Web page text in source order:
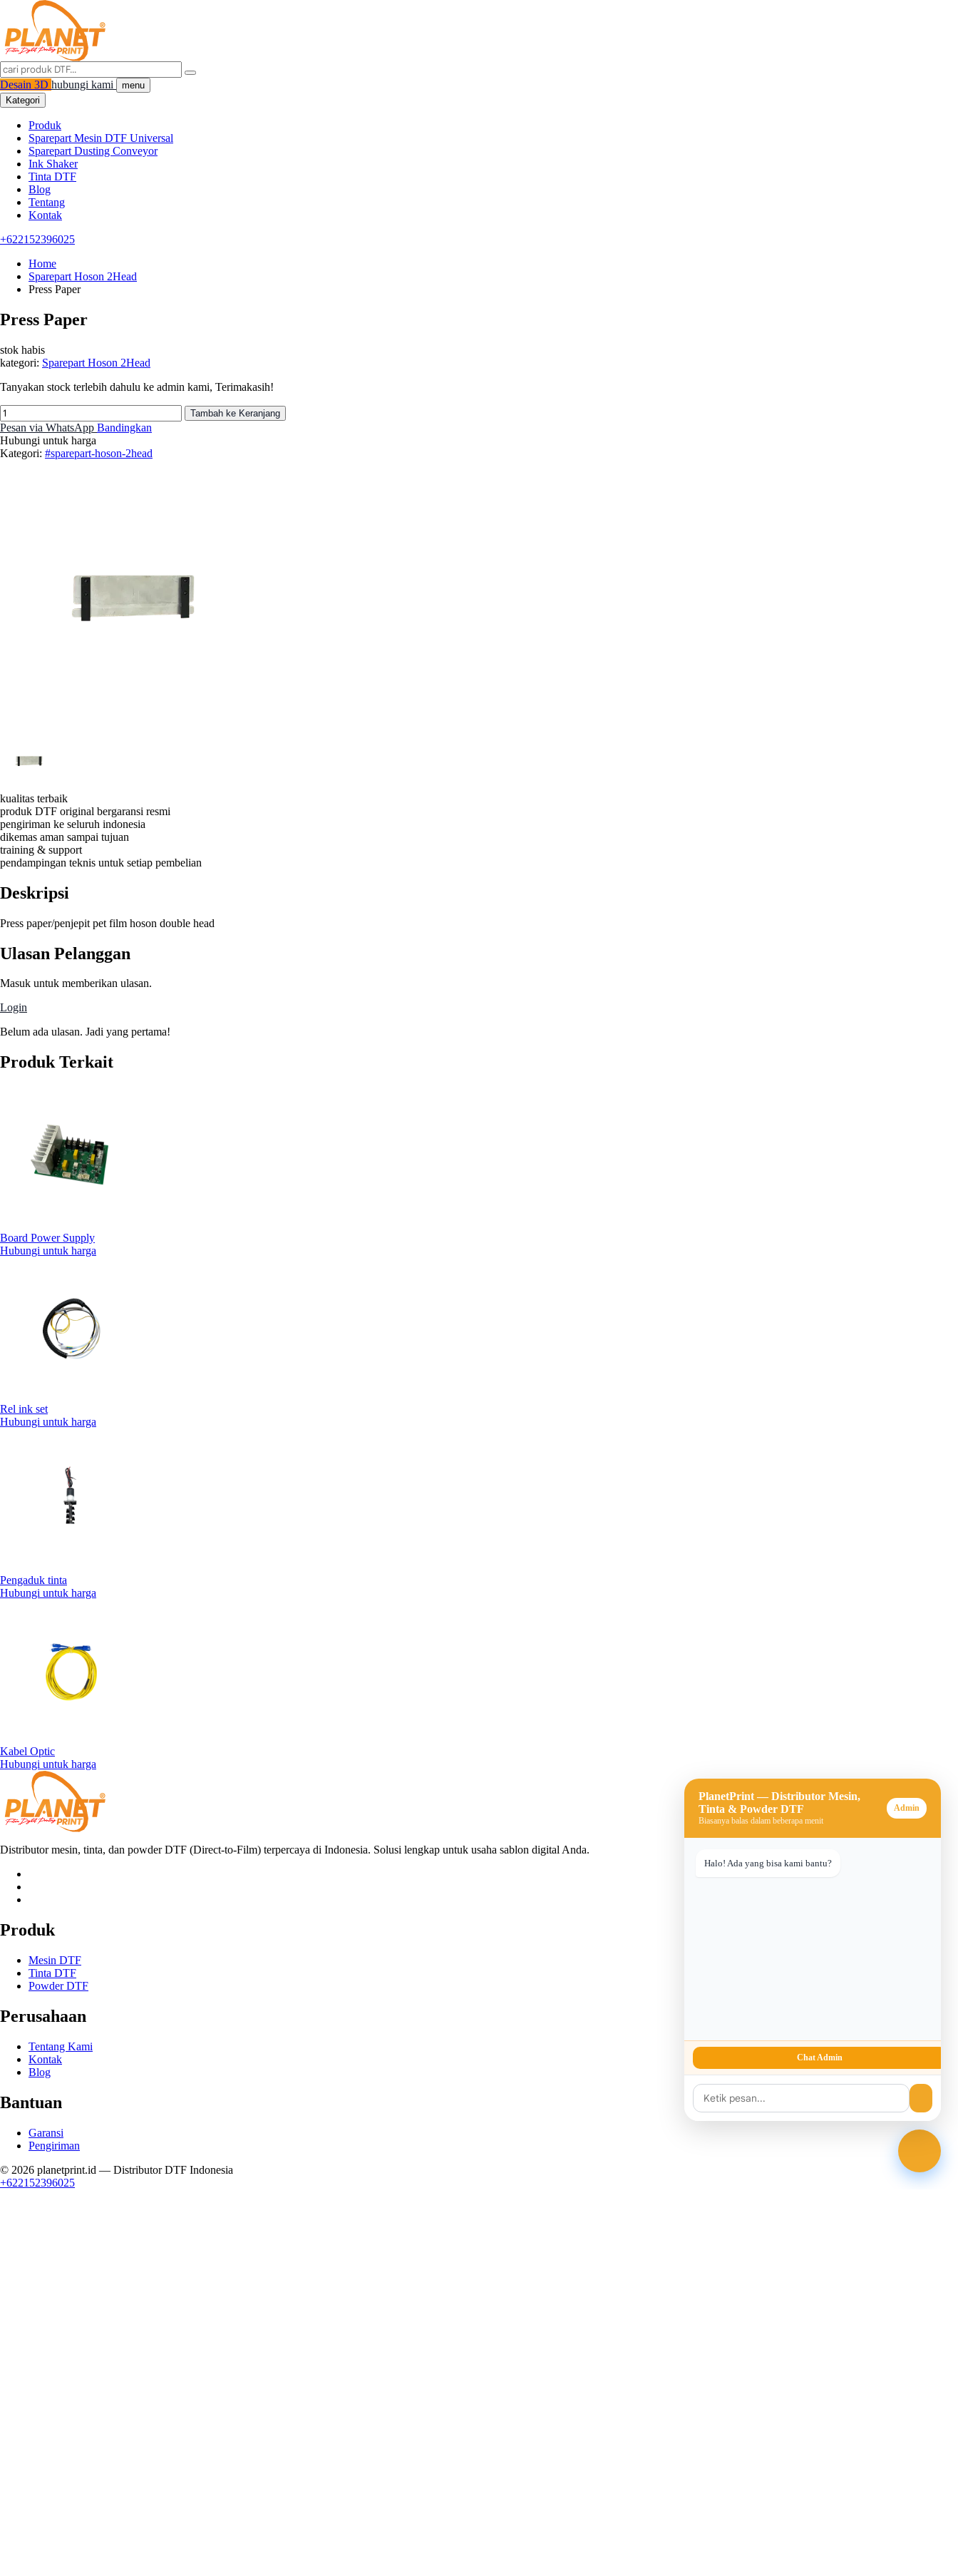
Desain 3D hubungi kami
menu
Kategori
Produk
Sparepart Mesin DTF Universal
Sparepart Dusting Conveyor
Ink Shaker
Tinta DTF
Blog
Tentang
Kontak
+622152396025
Home
Sparepart Hoson 2Head
Press Paper
Press Paper
stok habis
kategori: Sparepart Hoson 2Head
Tanyakan stock terlebih dahulu ke admin kami, Terimakasih!
Tambah ke Keranjang
Pesan via WhatsApp Bandingkan
Hubungi untuk harga
Kategori: #sparepart-hoson-2head
kualitas terbaik
produk DTF original bergaransi resmi
pengiriman ke seluruh indonesia
dikemas aman sampai tujuan
training & support
pendampingan teknis untuk setiap pembelian
Deskripsi
Press paper/penjepit pet film hoson double head
Ulasan Pelanggan
Masuk untuk memberikan ulasan.
Login
Belum ada ulasan. Jadi yang pertama!
Produk Terkait
Board Power Supply
Hubungi untuk harga
Rel ink set
Hubungi untuk harga
Pengaduk tinta
Hubungi untuk harga
Kabel Optic
Hubungi untuk harga
Distributor mesin, tinta, dan powder DTF (Direct-to-Film) terpercaya di Indonesia. Solusi lengkap untuk usaha sablon digital Anda.
Produk
Mesin DTF
Tinta DTF
Powder DTF
Perusahaan
Tentang Kami
Kontak
Blog
Bantuan
Garansi
Pengiriman
© 2026 planetprint.id — Distributor DTF Indonesia
+622152396025
PlanetPrint — Distributor Mesin,
Tinta & Powder DTF
Biasanya balas dalam beberapa menit
Admin
Halo! Ada yang bisa kami bantu?
Chat Admin